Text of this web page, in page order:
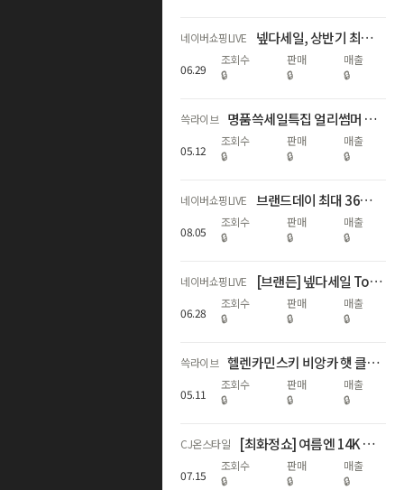
네이버쇼핑LIVE 넾다세일, 상반기 최대혜택 라이브
06.29
조회수
🔒
판매
🔒
매출
🔒
쓱라이브 명품쓱세일특집 얼리썸머 럭셔리! 가니/끌로에/드래곤디퓨전 外 핫딜
05.12
조회수
🔒
판매
🔒
매출
🔒
네이버쇼핑LIVE 브랜드데이 최대 36% 할인 + 추첨 혜택까지
08.05
조회수
🔒
판매
🔒
매출
🔒
네이버쇼핑LIVE [브랜든] 넾다세일 Top&Best 브랜드데이 단독 65% 할인 혜택
06.28
조회수
🔒
판매
🔒
매출
🔒
쓱라이브 헬렌카민스키 비앙카 햇 클립 기획세트 선런칭🎁
05.11
조회수
🔒
판매
🔒
매출
🔒
CJ온스타일 [최화정쇼] 여름엔 14K 랩다이아💎! 어니스트서울 특별LIVE🩵
07.15
조회수
🔒
판매
🔒
매출
🔒